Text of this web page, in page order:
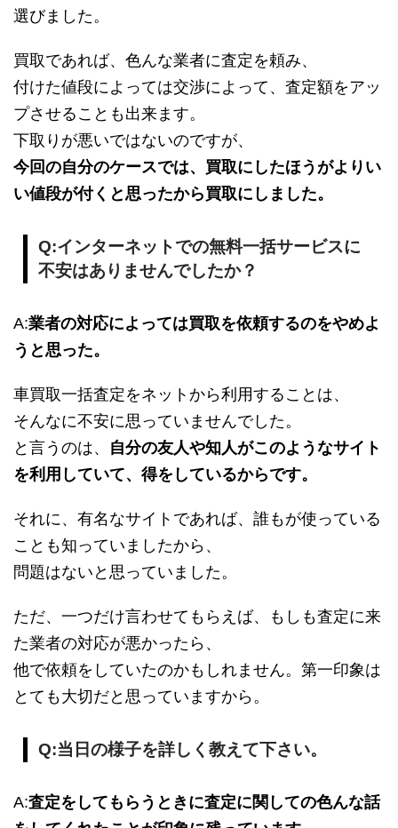
選びました。
買取であれば、色んな業者に査定を頼み、
付けた値段によっては交渉によって、査定額をアッ
プさせることも出来ます。
下取りが悪いではないのですが、
今回の自分のケースでは、買取にしたほうがよりい
い値段が付くと思ったから買取にしました。
Q:インターネットでの無料一括サービスに
不安はありませんでしたか？
A:業者の対応によっては買取を依頼するのをやめよ
うと思った。
車買取一括査定をネットから利用することは、
そんなに不安に思っていませんでした。
と言うのは、 自分の友人や知人がこのようなサイト
を利用していて、得をしているからです。
それに、有名なサイトであれば、誰もが使っている
ことも知っていましたから、
問題はないと思っていました。
ただ、一つだけ言わせてもらえば、もしも査定に来
た業者の対応が悪かったら、
他で依頼をしていたのかもしれません。第一印象は
とても大切だと思っていますから。
Q:当日の様子を詳しく教えて下さい。
A:査定をしてもらうときに査定に関しての色んな話